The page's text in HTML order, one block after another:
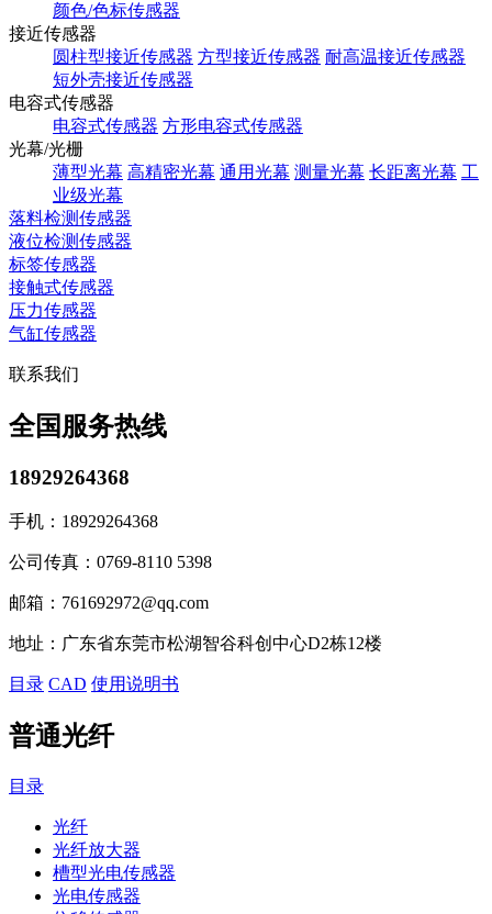
颜色/色标传感器
接近传感器
圆柱型接近传感器 方型接近传感器 耐高温接近传感器
短外壳接近传感器
电容式传感器
电容式传感器 方形电容式传感器
光幕/光栅
薄型光幕 高精密光幕 通用光幕 测量光幕 长距离光幕 工
业级光幕
落料检测传感器
液位检测传感器
标签传感器
接触式传感器
压力传感器
气缸传感器
联系我们
全国服务热线
18929264368
手机： 18929264368
公司传真： 0769-8110 5398
邮箱： 761692972@qq.com
地址： 广东省东莞市松湖智谷科创中心D2栋12楼
目录 CAD 使用说明书
普通光纤
目录
光纤
光纤放大器
槽型光电传感器
光电传感器